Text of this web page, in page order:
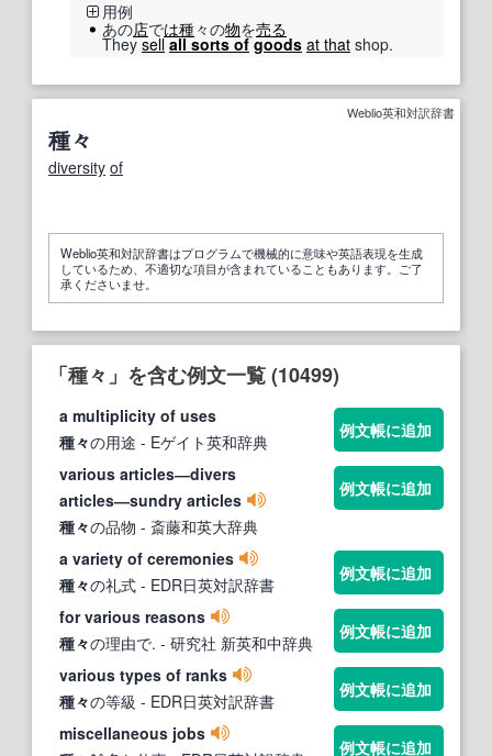
用例
あの店では種々の物を売る
Theysell all sorts of goods at that shop.
Weblio英和対訳辞書
種々
diversity of
Weblio英和対訳辞書はプログラムで機械的に意味や英語表現を生成
しているため、不適切な項目が含まれていることもあります。ご了
承くださいませ。
「種々」を含む例文一覧 (10499)
a multiplicity of uses
種々の用途 - Eゲイト英和辞典
例文帳に追加
various articles―divers
articles―sundry articles
種々の品物 - 斎藤和英大辞典
例文帳に追加
a variety of ceremonies
種々の礼式 - EDR日英対訳辞書
例文帳に追加
for various reasons
種々の理由で. - 研究社 新英和中辞典
例文帳に追加
various types of ranks
種々の等級 - EDR日英対訳辞書
例文帳に追加
miscellaneous jobs
例文帳に追加